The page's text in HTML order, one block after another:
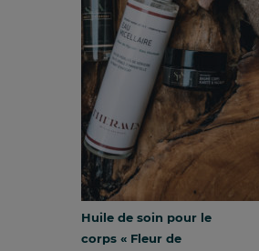
Huile de soin pour le
corps « Fleur de